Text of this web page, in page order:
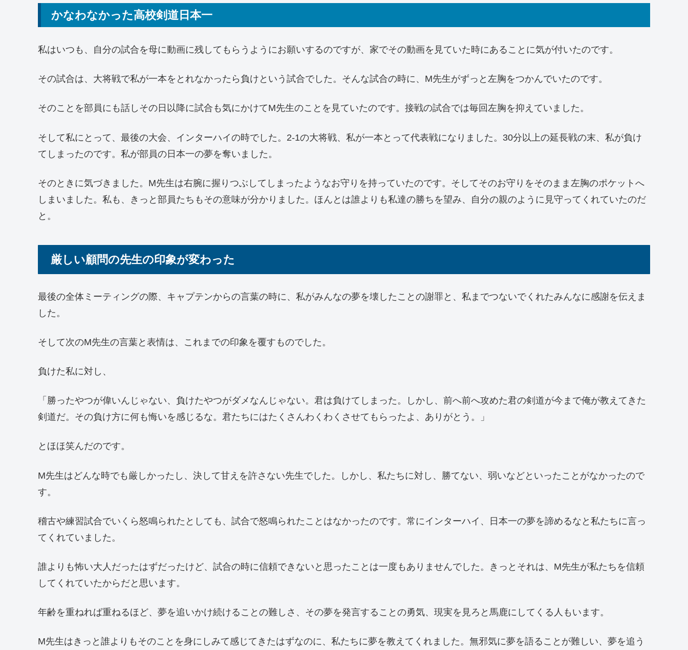
かなわなかった高校剣道日本一
私はいつも、自分の試合を母に動画に残してもらうようにお願いするのですが、家でその動画を見ていた時にあることに気が付いたのです。
その試合は、大将戦で私が一本をとれなかったら負けという試合でした。そんな試合の時に、M先生がずっと左胸をつかんでいたのです。
そのことを部員にも話しその日以降に試合も気にかけてM先生のことを見ていたのです。接戦の試合では毎回左胸を抑えていました。
そして私にとって、最後の大会、インターハイの時でした。2-1の大将戦、私が一本とって代表戦になりました。30分以上の延長戦の末、私が負け
てしまったのです。私が部員の日本一の夢を奪いました。
そのときに気づきました。M先生は右腕に握りつぶしてしまったようなお守りを持っていたのです。そしてそのお守りをそのまま左胸のポケットへ
しまいました。私も、きっと部員たちもその意味が分かりました。ほんとは誰よりも私達の勝ちを望み、自分の親のように見守ってくれていたのだ
と。
厳しい顧問の先生の印象が変わった
最後の全体ミーティングの際、キャプテンからの言葉の時に、私がみんなの夢を壊したことの謝罪と、私までつないでくれたみんなに感謝を伝えま
した。
そして次のM先生の言葉と表情は、これまでの印象を覆すものでした。
負けた私に対し、
「勝ったやつが偉いんじゃない、負けたやつがダメなんじゃない。君は負けてしまった。しかし、前へ前へ攻めた君の剣道が今まで俺が教えてきた
剣道だ。その負け方に何も悔いを感じるな。君たちにはたくさんわくわくさせてもらったよ、ありがとう。」
とほほ笑んだのです。
M先生はどんな時でも厳しかったし、決して甘えを許さない先生でした。しかし、私たちに対し、勝てない、弱いなどといったことがなかったので
す。
稽古や練習試合でいくら怒鳴られたとしても、試合で怒鳴られたことはなかったのです。常にインターハイ、日本一の夢を諦めるなと私たちに言っ
てくれていました。
誰よりも怖い大人だったはずだったけど、試合の時に信頼できないと思ったことは一度もありませんでした。きっとそれは、M先生が私たちを信頼
してくれていたからだと思います。
年齢を重ねれば重ねるほど、夢を追いかけ続けることの難しさ、その夢を発言することの勇気、現実を見ろと馬鹿にしてくる人もいます。
M先生はきっと誰よりもそのことを身にしみて感じてきたはずなのに、私たちに夢を教えてくれました。無邪気に夢を語ることが難しい、夢を追う